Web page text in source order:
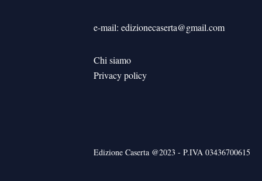
e-mail: edizionecaserta@gmail.com
Chi siamo
Privacy policy
Edizione Caserta @2023 - P.IVA 03436700615